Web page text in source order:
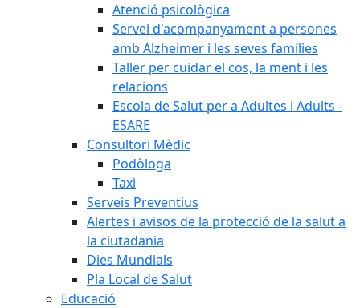
Atenció psicològica
Servei d'acompanyament a persones
amb Alzheimer i les seves famílies
Taller per cuidar el cos, la ment i les
relacions
Escola de Salut per a Adultes i Adults -
ESARE
Consultori Mèdic
Podòloga
Taxi
Serveis Preventius
Alertes i avisos de la protecció de la salut a
la ciutadania
Dies Mundials
Pla Local de Salut
Educació